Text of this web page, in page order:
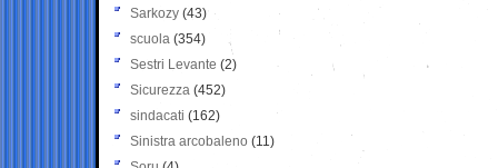
Sarkozy (43)
scuola (354)
Sestri Levante (2)
Sicurezza (452)
sindacati (162)
Sinistra arcobaleno (11)